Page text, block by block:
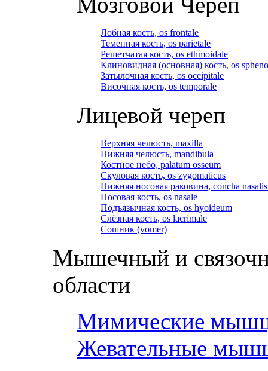
Лобная кость, os frontale
Теменная кость, os parietale
Решетчатая кость, os ethmoidale
Клиновидная (основная) кость, os
Затылочная кость, os occipitale
Височная кость, os temporale
Лицевой череп
Верхняя челюсть, maxilla
Нижняя челюсть, mandibula
Костное небо, palatum osseum
Скуловая кость, os zygomaticus
Нижняя носовая раковина, concha
Носовая кость, os nasale
Подъязычная кость, os hyoideum
Слёзная кость, os lacrimale
Сошник (vomer)
Мышечный и
области
Мимические
Жевательные